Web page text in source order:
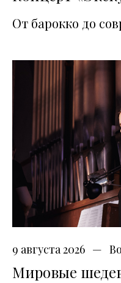
От барокко до
9 августа 2026
Мировые